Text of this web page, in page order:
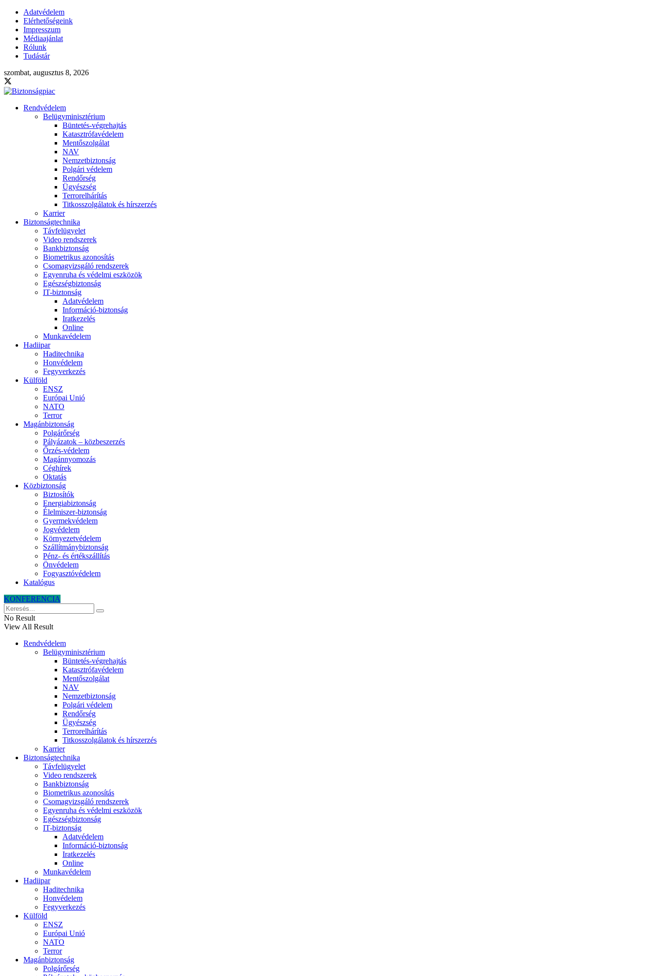
Adatvédelem
Elérhetőségeink
Impresszum
Médiaajánlat
Rólunk
Tudástár
szombat, augusztus 8, 2026
Rendvédelem
Belügyminisztérium
Büntetés-végrehajtás
Katasztrófavédelem
Mentőszolgálat
NAV
Nemzetbiztonság
Polgári védelem
Rendőrség
Ügyészség
Terrorelhárítás
Titkosszolgálatok és hírszerzés
Karrier
Biztonságtechnika
Távfelügyelet
Video rendszerek
Bankbiztonság
Biometrikus azonosítás
Csomagvizsgáló rendszerek
Egyenruha és védelmi eszközök
Egészségbiztonság
IT-biztonság
Adatvédelem
Információ-biztonság
Iratkezelés
Online
Munkavédelem
Hadiipar
Haditechnika
Honvédelem
Fegyverkezés
Külföld
ENSZ
Európai Unió
NATO
Terror
Magánbiztonság
Polgárőrség
Pályázatok – közbeszerzés
Őrzés-védelem
Magánnyomozás
Céghírek
Oktatás
Közbiztonság
Biztosítók
Energiabiztonság
Élelmiszer-biztonság
Gyermekvédelem
Jogvédelem
Környezetvédelem
Szállítmánybiztonság
Pénz- és értékszállítás
Önvédelem
Fogyasztóvédelem
Katalógus
KONFERENCIA
No Result
View All Result
Rendvédelem
Belügyminisztérium
Büntetés-végrehajtás
Katasztrófavédelem
Mentőszolgálat
NAV
Nemzetbiztonság
Polgári védelem
Rendőrség
Ügyészség
Terrorelhárítás
Titkosszolgálatok és hírszerzés
Karrier
Biztonságtechnika
Távfelügyelet
Video rendszerek
Bankbiztonság
Biometrikus azonosítás
Csomagvizsgáló rendszerek
Egyenruha és védelmi eszközök
Egészségbiztonság
IT-biztonság
Adatvédelem
Információ-biztonság
Iratkezelés
Online
Munkavédelem
Hadiipar
Haditechnika
Honvédelem
Fegyverkezés
Külföld
ENSZ
Európai Unió
NATO
Terror
Magánbiztonság
Polgárőrség